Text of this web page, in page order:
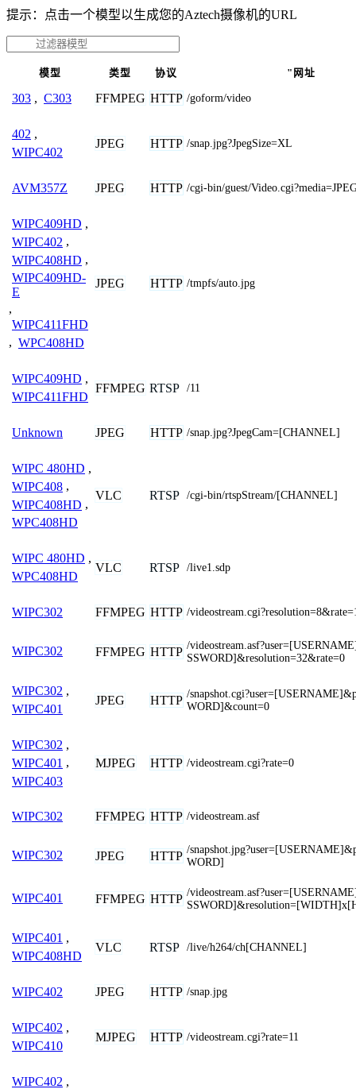
提示：点击一个模型以生成您的Aztech摄像机的URL
模型 类型 协议 "网址
303 , C303 FFMPEG HTTP /goform/video
402 ,
WIPC402
JPEG HTTP /snap.jpg?JpegSize=XL
AVM357Z JPEG HTTP /cgi-bin/guest/
WIPC409HD ,
WIPC402 ,
WIPC408HD ,
WIPC409HD-
E
,
WIPC411FHD
, WPC408HD
JPEG HTTP /tmpfs/auto.jpg
WIPC409HD ,
WIPC411FHD
FFMPEG RTSP /11
Unknown JPEG HTTP /snap.jpg?JpegCam=[CHANNEL]
WIPC 480HD ,
WIPC408 ,
WIPC408HD ,
WPC408HD
VLC RTSP /cgi-bin/rtspStream/[CHANNEL]
WIPC 480HD ,
WPC408HD
VLC RTSP /live1.sdp
WIPC302 FFMPEG HTTP /
WIPC302 FFMPEG HTTP /
SSWORD]&resolution=32&rate=0
WIPC302 ,
WIPC401
JPEG HTTP /
WORD]&count=0
WIPC302 ,
WIPC401 ,
WIPC403
MJPEG HTTP /videostream.cgi?rate=0
WIPC302 FFMPEG HTTP /videostream.asf
WIPC302 JPEG HTTP /
WORD]
WIPC401 FFMPEG HTTP /
WIPC401 ,
WIPC408HD
VLC RTSP /live/h264/ch[CHANNEL]
WIPC402 JPEG HTTP /snap.jpg
WIPC402 ,
WIPC410
MJPEG HTTP /videostream.cgi?rate=11
WIPC402 ,